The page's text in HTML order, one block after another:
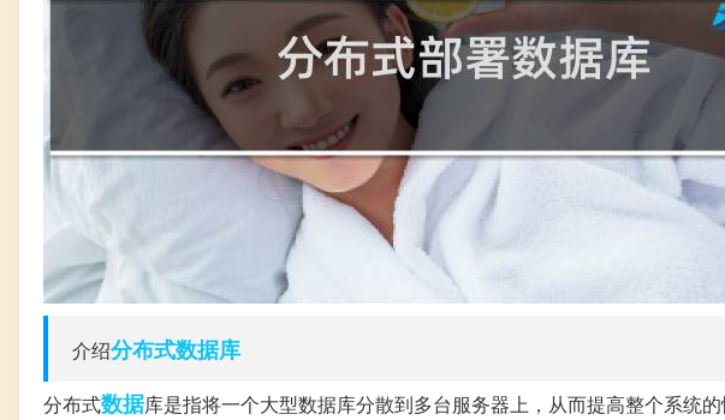
介绍分布式数据库
分布式数据库是指将一个大型数据库分散到多台服务器上，从而提高整个系统